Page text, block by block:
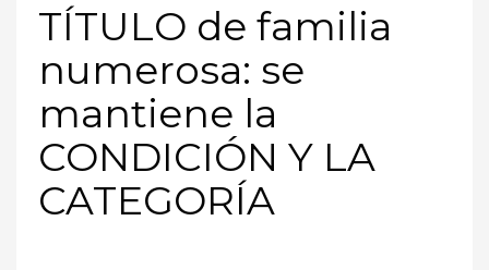
TÍTULO de familia
numerosa: se
mantiene la
CONDICIÓN Y LA
CATEGORÍA